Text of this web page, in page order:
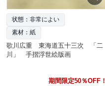
状態：非常によい
素材：紙
歌川広重 東海道五十三次 「二
川」 手摺浮世絵版画
期間限定50％OFF！